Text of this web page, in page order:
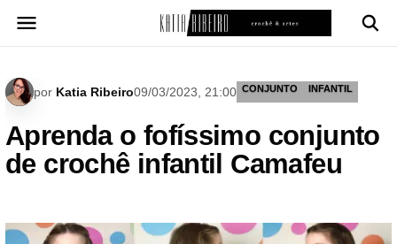
para
por Katia Ribeiro09/03/2023, 21:00 CONJUNTO INFANTIL
Aprenda o fofíssimo conjunto
de crochê infantil Camafeu